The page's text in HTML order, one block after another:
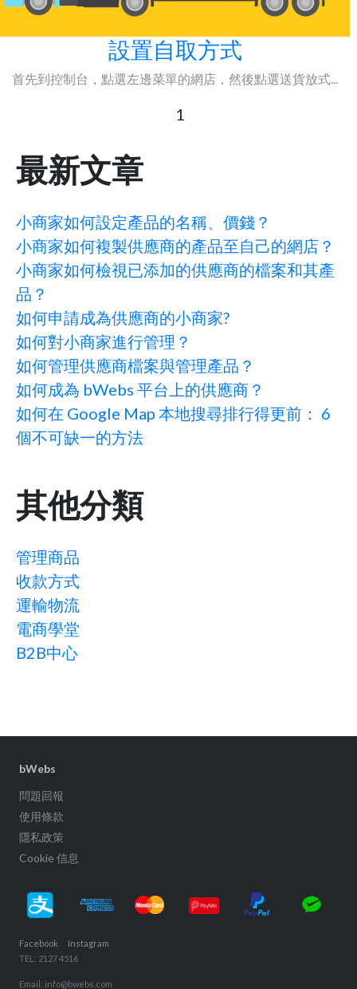
設置自取方式
首先到控制台，點選左邊菜單的網店，然後點選送貨放式...
1
最新文章
小商家如何設定產品的名稱、價錢？
小商家如何複製供應商的產品至自己的網店？
小商家如何檢視已添加的供應商的檔案和其產
品？
如何申請成為供應商的小商家?
如何對小商家進行管理？
如何管理供應商檔案與管理產品？
如何成為 bWebs 平台上的供應商？
如何在 Google Map 本地搜尋排行得更前： 6
個不可缺一的方法
其他分類
管理商品
收款方式
運輸物流
電商學堂
B2B中心
bWebs
問題回報
使用條款
隱私政策
Cookie 信息
Facebook
Instagram
TEL: 2127 4516
Email: info@bwebs.com